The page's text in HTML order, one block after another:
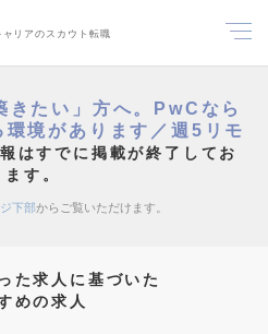
ャリアのスカウト転職
きたい」方へ。PwCなら
境があります／週5リモ
はすでに掲載が終了してお
ます。
下部からご覧いただけます。
た求人に基づいた
めの求人